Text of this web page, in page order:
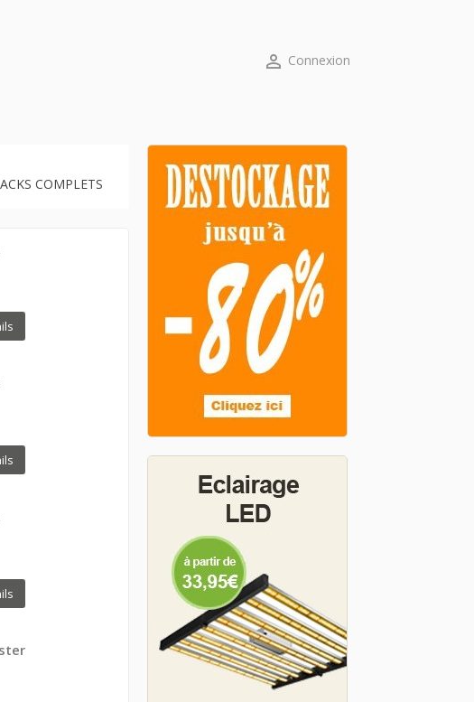
 Connexion
COMPLETS